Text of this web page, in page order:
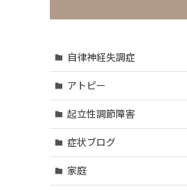
自律神経失調症
アトピー
起立性調節障害
症状ブログ
家庭